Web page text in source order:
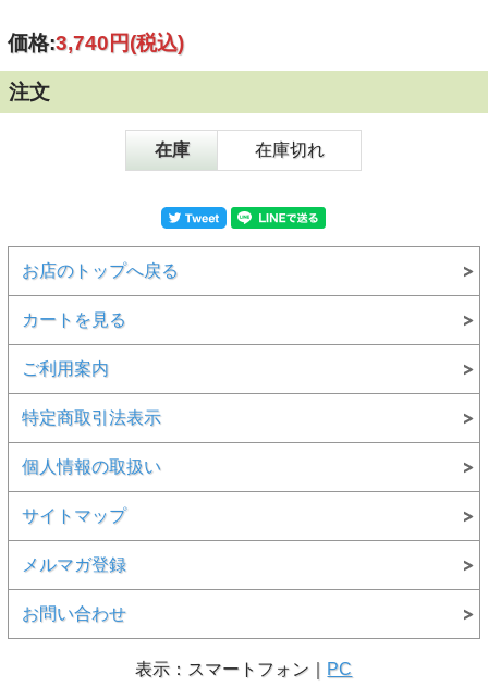
価格:3,740円(税込)
注文
在庫 在庫切れ
お店のトップへ戻る
カートを見る
ご利用案内
特定商取引法表示
個人情報の取扱い
サイトマップ
メルマガ登録
お問い合わせ
表示：スマートフォン｜ PC